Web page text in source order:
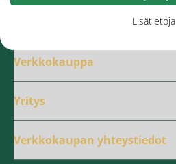
Verkkokauppa
Yritys
Verkkokaupan yhteystiedot
Lisätietoja